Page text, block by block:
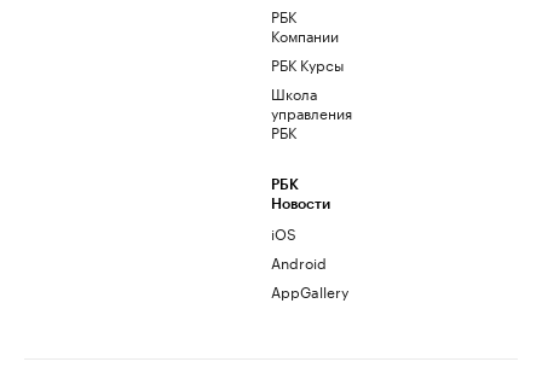
РБК
Компании
РБК Курсы
Школа
управления
РБК
РБК
Новости
iOS
Android
AppGallery